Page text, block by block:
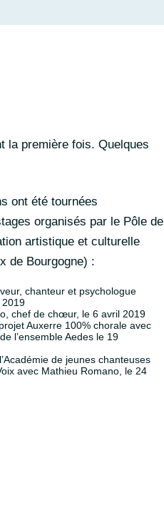
la première fois. Quelques
ont été tournées
organisés par le Pôle de
artistique et culturelle
de Bourgogne) :
chanteur et psychologue
2019
chef de chœur, le 6 avril 2019
Auxerre 100% chorale avec
l’ensemble Aedes le 19
de jeunes chanteuses
avec Mathieu Romano, le 24